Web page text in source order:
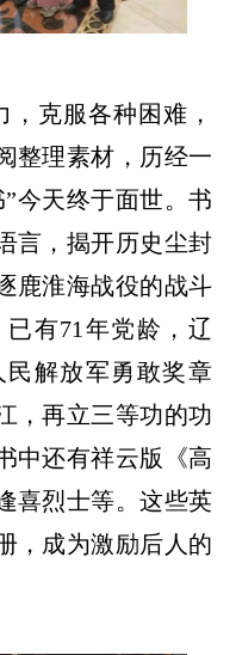
克服各种困难，
整理素材，历经一
”今天终于面世。书
言，揭开历史尘封
鹿淮海战役的战斗
有71年党龄，辽
解放军勇敢奖章
，再立三等功的功
中还有祥云版《高
喜烈士等。这些英
，成为激励后人的